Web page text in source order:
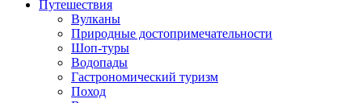
Путешествия
Вулканы
Природные достопримечательности
Шоп-туры
Водопады
Гастрономический туризм
Поход